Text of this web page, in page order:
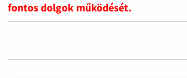
fontos dolgok működését.